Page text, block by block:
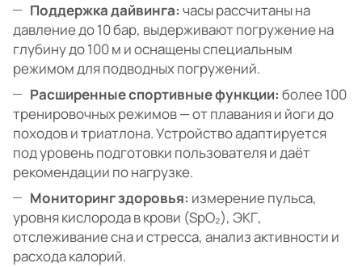
Поддержка дайвинга: часы рассчитаны на
давление до 10 бар, выдерживают погружение на
глубину до 100 м и оснащены специальным
режимом для подводных погружений.
Расширенные спортивные функции: более 100
тренировочных режимов — от плавания и йоги до
походов и триатлона. Устройство адаптируется
под уровень подготовки пользователя и даёт
рекомендации по нагрузке.
Мониторинг здоровья: измерение пульса,
уровня кислорода в крови (SpO₂), ЭКГ,
отслеживание сна и стресса, анализ активности и
расхода калорий.